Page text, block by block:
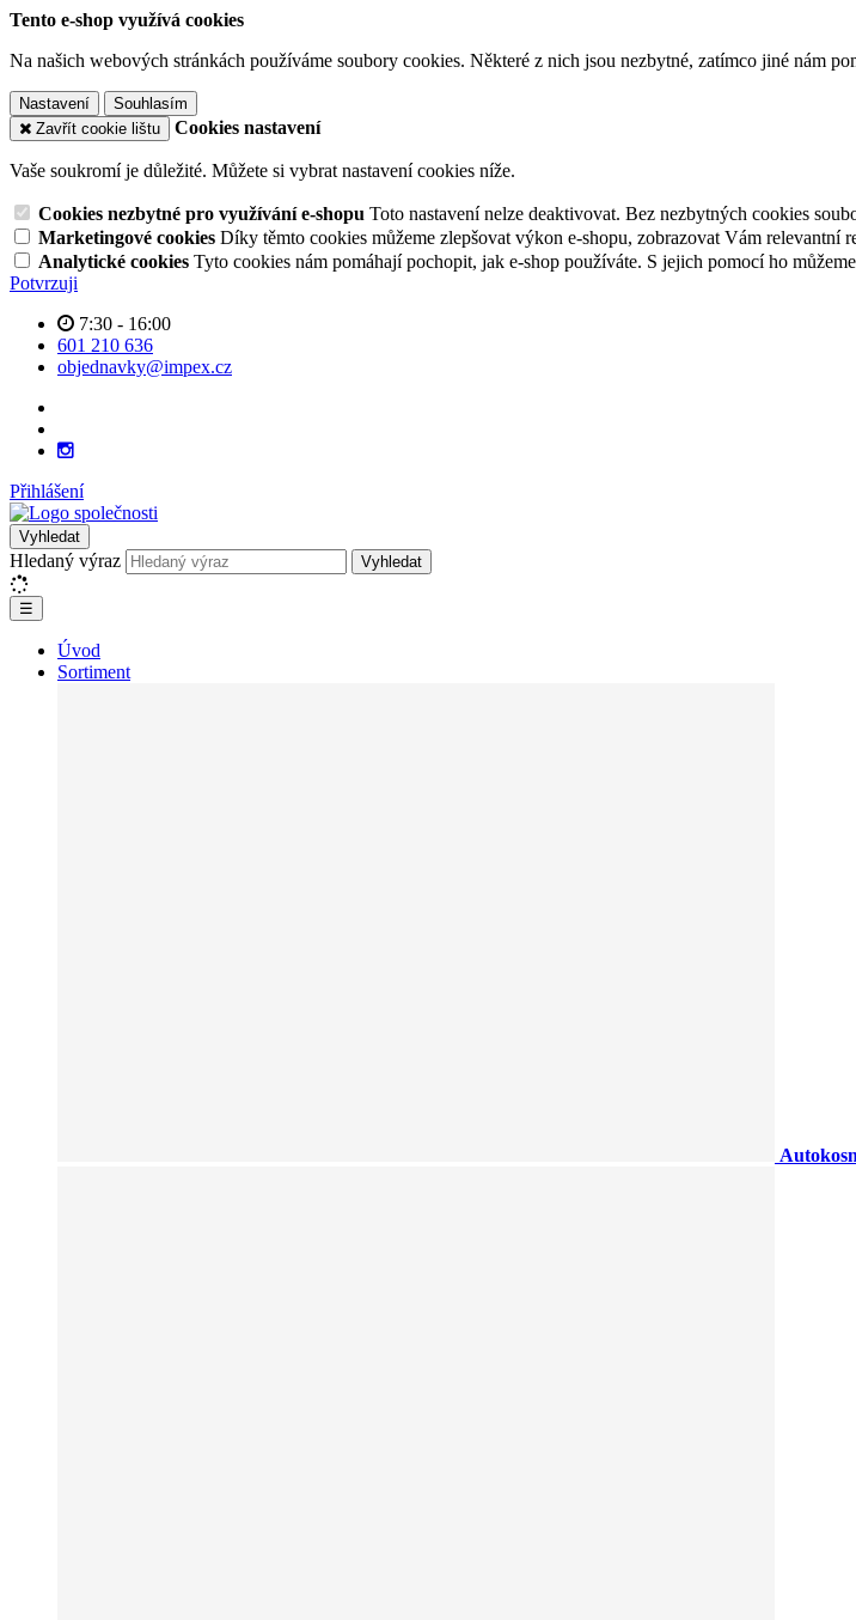
Tento e-shop využívá cookies
Na našich webových stránkách používáme soubory cookies. Některé z nich jsou nezbytné, zatímco jiné nám
Nastavení
Souhlasím
Zavřít cookie lištu
Cookies nastavení
Vaše soukromí je důležité. Můžete si vybrat nastavení cookies níže.
Cookies nezbytné pro využívání e-shopu Toto nastavení nelze deaktivovat. Bez nezbytných cookies
Marketingové cookies Díky těmto cookies můžeme zlepšovat výkon e-shopu, zobrazovat Vám relevantní
Analytické cookies Tyto cookies nám pomáhají pochopit, jak e-shop používáte. S jejich pomocí ho
Potvrzuji
7:30 - 16:00
601 210 636
objednavky@impex.cz
Přihlášení
Vyhledat
Hledaný výraz Vyhledat
☰
Úvod
Sortiment